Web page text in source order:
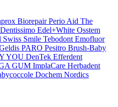
Biorepair Perio Aid The
Dentissimo Edel+White Osstem
Swiss Smile Tebodont Emofluor
PARO Pesitro Brush-Baby
YOU DenTek Efferdent
GUM ImplaCare Herbadent
Dochem Nordics